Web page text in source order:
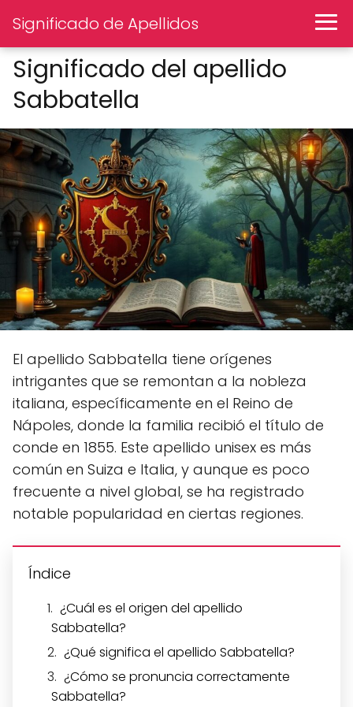
Significado de Apellidos
Significado del apellido
Sabbatella
El apellido Sabbatella tiene orígenes
intrigantes que se remontan a la nobleza
italiana, específicamente en el Reino de
Nápoles, donde la familia recibió el título de
conde en 1855. Este apellido unisex es más
común en Suiza e Italia, y aunque es poco
frecuente a nivel global, se ha registrado
notable popularidad en ciertas regiones.
Índice
¿Cuál es el origen del apellido
Sabbatella?
¿Qué significa el apellido Sabbatella?
¿Cómo se pronuncia correctamente
Sabbatella?